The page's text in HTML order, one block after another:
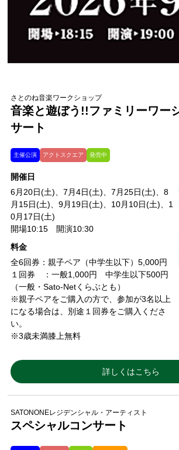
さとのね音楽ワークショップ
音楽と遊ぼう!!ファミリーワー
サート
主催公演 アクトスクエア 発売中
開催日
6月20日(土)、7月4日(土)、7月25日(土)、8
月15日(土)、9月19日(土)、10月10日(土)、1
0月17日(土)
開場10:15 開演10:30
料金
全6回券：親子ペア（中学生以下）5,000円
１回券 ：一般1,000円 中学生以下500円
（一般・Sato-Netくらぶとも）
※親子ペアをご購入の方で、参加が3名以上
になる場合は、別途１回券をご購入くださ
い。
※3歳未満膝上無料
詳しくはこちら
SATONONEレジデンシャル・アーティスト
スペシャルコンサート